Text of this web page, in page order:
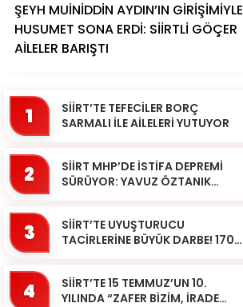
ŞEYH MUİNİDDİN AYDIN’IN GİRİŞİMİYLE
HUSUMET SONA ERDİ: SİİRTLİ GÖÇER
AİLELER BARIŞTI
1
SİİRT’TE TEFECİLER BORÇ
SARMALI İLE AİLELERİ YUTUYOR
2
SİİRT MHP’DE İSTİFA DEPREMİ
SÜRÜYOR: YAVUZ ÖZTANIK
3
SİİRT’TE UYUŞTURUCU
TACİRLERİNE BÜYÜK DARBE! 170
TUTUKLAND...
4
SİİRT’TE 15 TEMMUZ’UN 10.
YILINDA “ZAFER BİZİM, İRADE